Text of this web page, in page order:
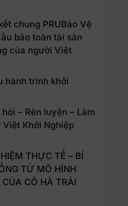
chung PRUBảo Vệ
bảo toàn tài sản
của người Việt
hành trình khởi
– Rèn luyện – Làm
Khởi Nghiệp
THỰC TẾ – BÍ
TỪ MÔ HÌNH
CÔ HÀ TRẢI